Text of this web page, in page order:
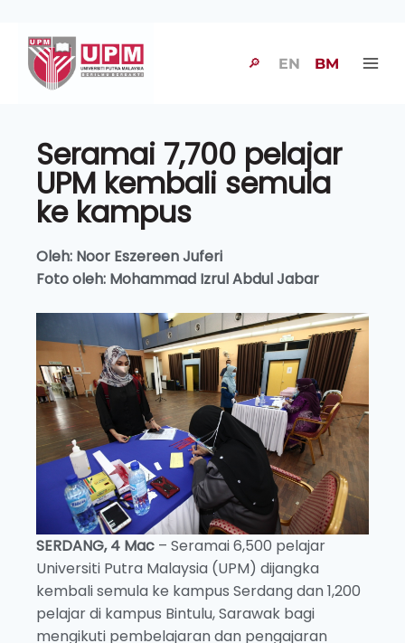
🔎 EN BM
Seramai 7,700 pelajar
UPM kembali semula
ke kampus
Oleh: Noor Eszereen Juferi
Foto oleh: Mohammad Izrul Abdul Jabar
SERDANG, 4 Mac – Seramai 6,500 pelajar
Universiti Putra Malaysia (UPM) dijangka
kembali semula ke kampus Serdang dan 1,200
pelajar di kampus Bintulu, Sarawak bagi
mengikuti pembelajaran dan pengajaran